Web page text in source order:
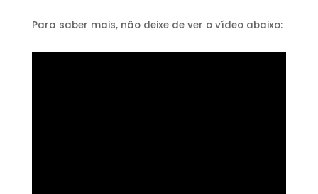
Para saber mais, não deixe de ver o vídeo abaixo: